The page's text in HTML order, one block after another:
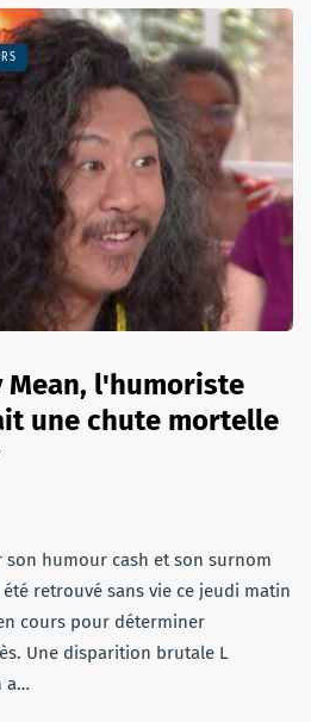
Mean, l'humoriste
une chute mortelle
humour cash et son surnom
retrouvé sans vie ce jeudi matin
cours pour déterminer
Une disparition brutale L
a…